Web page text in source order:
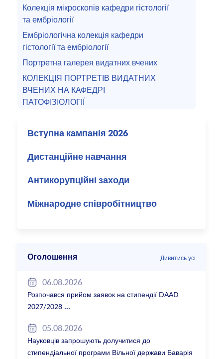
Колекція мікроскопів кафедри гістології
та ембріології
Ембріологічна колекція кафедри
гістології та ембріології
Портретна галерея видатних вчених
КОЛЕКЦІЯ ПОРТРЕТІВ ВИДАТНИХ
ВЧЕНИХ НА КАФЕДРІ
ПАТОФІЗІОЛОГІЇ
Вступна кампанія 2026
Дистанційне навчання
Антикорупційні заходи
Міжнародне співробітництво
Оголошення Дивитись усі
06.08.2026
Розпочався прийом заявок на стипендії DAAD
2027/2028
05.08.2026
Науковців запрошують долучитися до
стипендіальної програми Вільної держави Баварія